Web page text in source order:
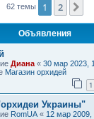
62 темы 1 2
Объявления
Диана « 30 мар 2023,
Магазин орхидей
1
Украины"
RomUA « 12 мар 2009,